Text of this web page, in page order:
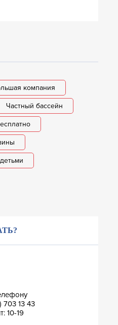
компания
Частный бассейн
703 13 43
10-19